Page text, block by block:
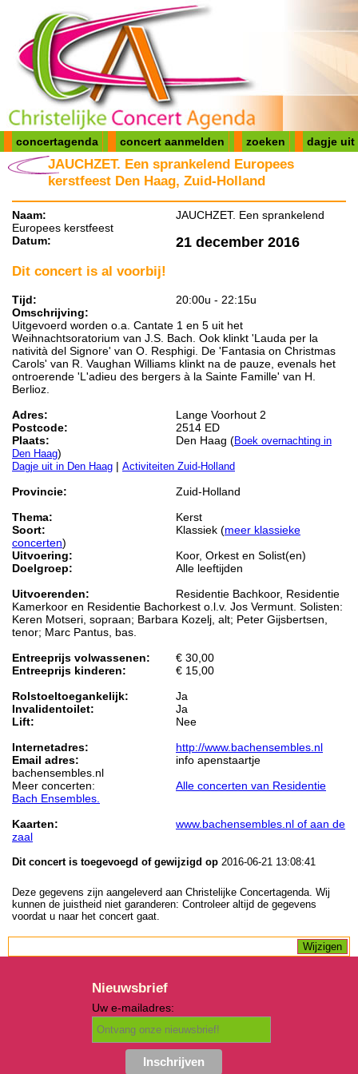
concertagenda concert aanmelden zoeken dagje uit
JAUCHZET. Een sprankelend Europees
kerstfeest Den Haag, Zuid-Holland
Naam:
JAUCHZET. Een sprankelend
Europees kerstfeest
Datum:
21 december 2016
Dit concert is al voorbij!
Tijd:
20:00u - 22:15u
Omschrijving:
Uitgevoerd worden o.a. Cantate 1 en 5 uit het
Weihnachtsoratorium van J.S. Bach. Ook klinkt 'Lauda per la
natività del Signore' van O. Resphigi. De 'Fantasia on Christmas
Carols' van R. Vaughan Williams klinkt na de pauze, evenals het
ontroerende 'L'adieu des bergers à la Sainte Famille' van H.
Berlioz.
Adres:
Lange Voorhout 2
Postcode:
2514 ED
Plaats:
Den Haag (Boek overnachting in
Den Haag)
Dagje uit in Den Haag | Activiteiten Zuid-Holland
Provincie:
Zuid-Holland
Thema:
Kerst
Soort:
Klassiek (meer klassieke
concerten)
Uitvoering:
Koor, Orkest en Solist(en)
Doelgroep:
Alle leeftijden
Uitvoerenden:
Residentie Bachkoor, Residentie
Kamerkoor en Residentie Bachorkest o.l.v. Jos Vermunt. Solisten:
Keren Motseri, sopraan; Barbara Kozelj, alt; Peter Gijsbertsen,
tenor; Marc Pantus, bas.
Entreeprijs volwassenen:
€ 30,00
Entreeprijs kinderen:
€ 15,00
Rolstoeltoegankelijk:
Ja
Invalidentoilet:
Ja
Lift:
Nee
Internetadres:
http://www.bachensembles.nl
Email adres:
info apenstaartje
bachensembles.nl
Meer concerten:
Alle concerten van Residentie
Bach Ensembles.
Kaarten:
www.bachensembles.nl of aan de
zaal
Dit concert is toegevoegd of gewijzigd op 2016-06-21 13:08:41
Deze gegevens zijn aangeleverd aan Christelijke Concertagenda. Wij
kunnen de juistheid niet garanderen: Controleer altijd de gegevens
voordat u naar het concert gaat.
Nieuwsbrief
Uw e-mailadres: